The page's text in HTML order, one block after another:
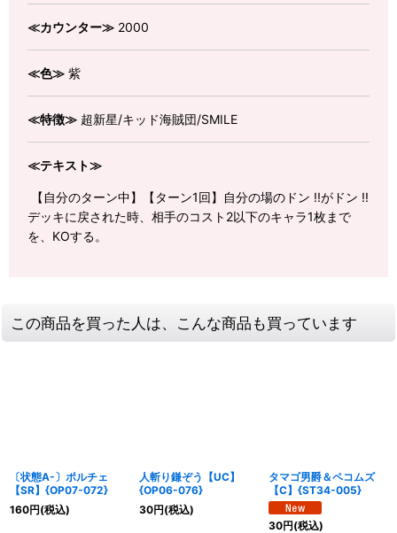
≪カウンター≫ 2000
≪色≫ 紫
≪特徴≫ 超新星/キッド海賊団/SMILE
≪テキスト≫
【自分のターン中】【ターン1回】自分の場のドン !!がドン !!
デッキに戻された時、相手のコスト2以下のキャラ1枚まで
を、KOする。
この商品を買った人は、こんな商品も買っています
〔状態A-〕ポルチェ
【SR】{OP07-072}
160円(税込)
人斬り鎌ぞう【UC】
{OP06-076}
30円(税込)
タマゴ男爵＆ペコムズ
【C】{ST34-005}
30円(税込)